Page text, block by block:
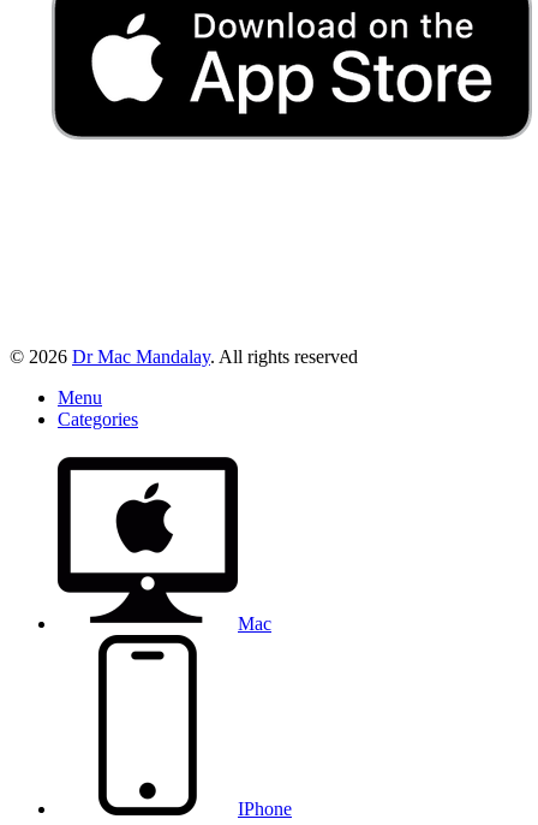
© 2026 Dr Mac Mandalay. All rights reserved
Menu
Categories
Mac
IPhone